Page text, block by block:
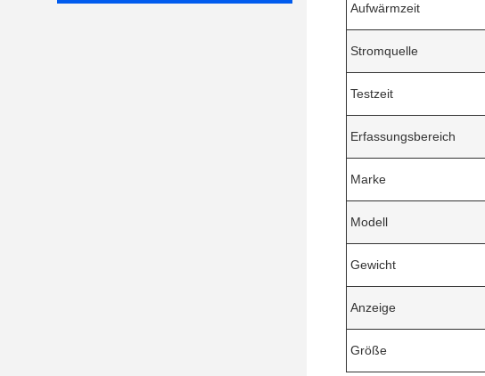
Aufwärmzeit
Stromquelle
Testzeit
Erfassungsbereich
Marke
Modell
Gewicht
Anzeige
Größe